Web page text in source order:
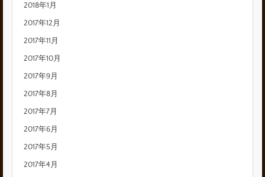
2018年1月
2017年12月
2017年11月
2017年10月
2017年9月
2017年8月
2017年7月
2017年6月
2017年5月
2017年4月